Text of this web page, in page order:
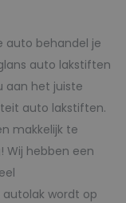
auto behandel je
auto lakstiften
aan het juiste
auto lakstiften.
makkelijk te
Wij hebben een
autolak wordt op